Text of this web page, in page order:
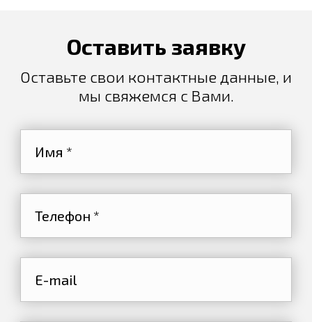
Оставить заявку
Оставьте свои контактные данные, и
мы свяжемся с Вами.